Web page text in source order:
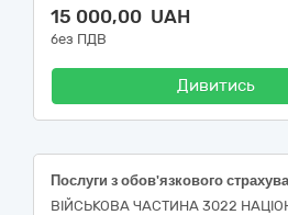
15 000,00 UAH
без ПДВ
Дивитись
ВІЙСЬКОВА ЧАСТИНА 3022